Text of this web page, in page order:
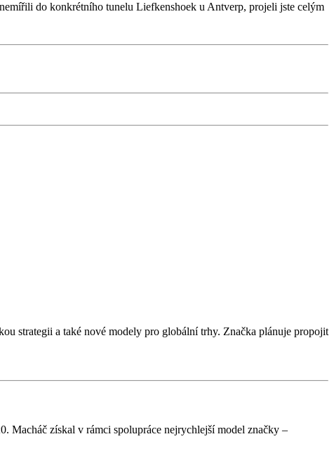
do konkrétního tunelu Liefkenshoek u Antverp, projeli jste celým
strategii a také nové modely pro globální trhy. Značka plánuje propojit
Macháč získal v rámci spolupráce nejrychlejší model značky –